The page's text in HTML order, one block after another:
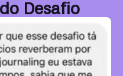
Desafio